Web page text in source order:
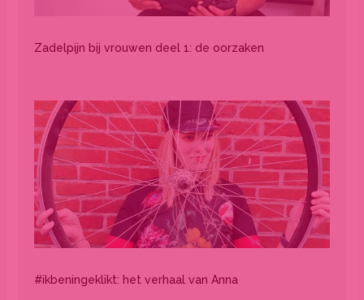
Zadelpijn bij vrouwen deel 1: de oorzaken
#ikbeningeklikt: het verhaal van Anna